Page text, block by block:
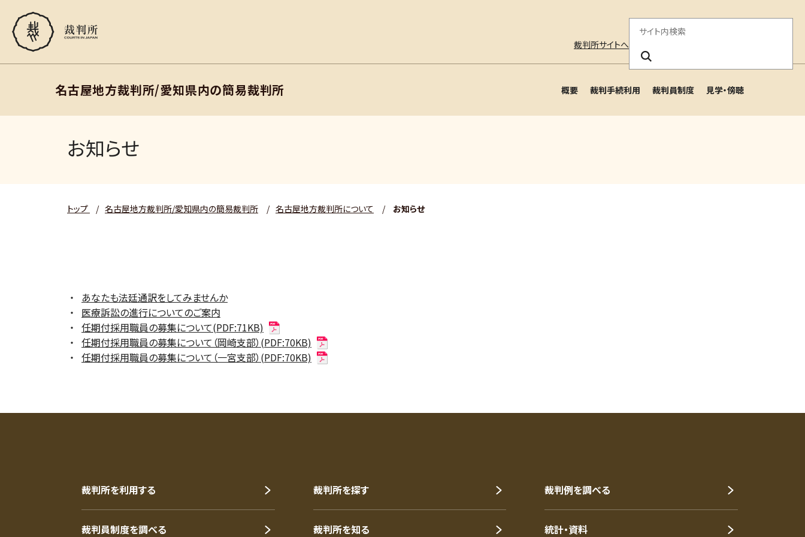
裁判所サイトへ
サ
イ
ト
内
検
名古屋地方裁判所/愛知県内の簡易裁判所 概要 裁判手続利用 裁判員制度 見学・傍聴
お知らせ
トップ / 名古屋地方裁判所/愛知県内の簡易裁判所 / 名古屋地方裁判所について / お知らせ
あなたも法廷通訳をしてみませんか
医療訴訟の進行についてのご案内
任期付採用職員の募集について(PDF:71KB)
任期付採用職員の募集について（岡崎支部）(PDF:70KB)
任期付採用職員の募集について（一宮支部）(PDF:70KB)
裁判所を利用する 裁判所を探す 裁判例を調べる
裁判員制度を調べる 裁判所を知る 統計・資料